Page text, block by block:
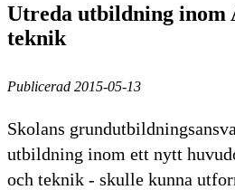
Utreda utbildning
teknik
Publicerad 2015-05-13
Skolans
utbildning inom ett nytt
och teknik - skulle kunna